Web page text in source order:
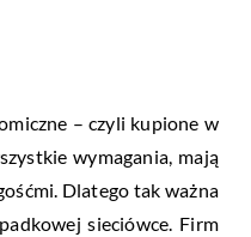
– czyli kupione w
wymagania, mają
Dlatego tak ważna
sieciówce. Firm